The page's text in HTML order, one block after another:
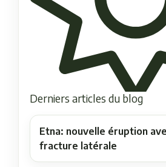
Derniers articles du blog
Etna: nouvelle éruption
fracture latérale